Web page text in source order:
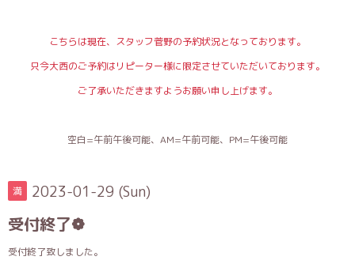
こちらは現在、スタッフ菅野の予約状況となっております。
只今大西のご予約はリピーター様に限定させていただいております。
ご了承いただきますようお願い申し上げます。
空白=午前午後可能、AM=午前可能、PM=午後可能
満 2023-01-29 (Sun)
受付終了❁︎
受付終了致しました。